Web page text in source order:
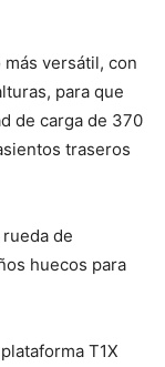
versátil, con
para que
de carga de 370
traseros
de
huecos para
T1X